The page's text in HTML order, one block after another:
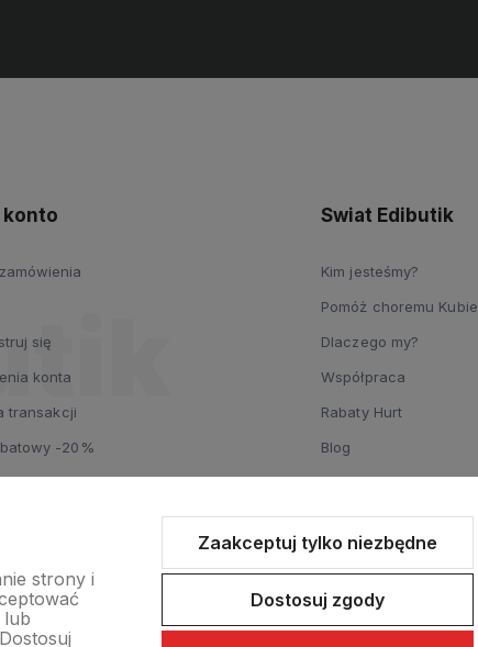
konto
się
konta
transakcji
-20%
Swiat Edibutik
Kim jesteśmy?
Pomóż choremu Kubie
Dlaczego my?
Współpraca
Rabaty Hurt
Blog
strony i
lub
Zaakceptuj tylko niezbędne
Dostosuj zgody